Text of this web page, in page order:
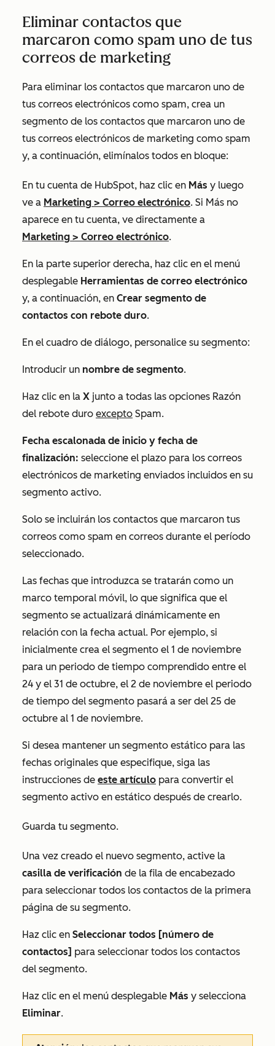
Eliminar contactos que
marcaron como spam uno de tus
correos de marketing
Para eliminar los contactos que marcaron uno de
tus correos electrónicos como spam, crea un
segmento de los contactos que marcaron uno de
tus correos electrónicos de marketing como spam
y, a continuación, elimínalos todos en bloque:
En tu cuenta de HubSpot, haz clic en Más y luego
ve a Marketing > Correo electrónico. Si Más no
aparece en tu cuenta, ve directamente a
Marketing > Correo electrónico.
En la parte superior derecha, haz clic en el menú
desplegable Herramientas de correo electrónico
y, a continuación, en Crear segmento de
contactos con rebote duro.
En el cuadro de diálogo, personalice su segmento:
Introducir un nombre de segmento.
Haz clic en la X junto a todas las opciones Razón
del rebote duro excepto Spam.
Fecha escalonada de inicio y fecha de
finalización: seleccione el plazo para los correos
electrónicos de marketing enviados incluidos en su
segmento activo.
Solo se incluirán los contactos que marcaron tus
correos como spam en correos durante el período
seleccionado.
Las fechas que introduzca se tratarán como un
marco temporal móvil, lo que significa que el
segmento se actualizará dinámicamente en
relación con la fecha actual. Por ejemplo, si
inicialmente crea el segmento el 1 de noviembre
para un periodo de tiempo comprendido entre el
24 y el 31 de octubre, el 2 de noviembre el periodo
de tiempo del segmento pasará a ser del 25 de
octubre al 1 de noviembre.
Si desea mantener un segmento estático para las
fechas originales que especifique, siga las
instrucciones de este artículo para convertir el
segmento activo en estático después de crearlo.
Guarda tu segmento.
Una vez creado el nuevo segmento, active la
casilla de verificación de la fila de encabezado
para seleccionar todos los contactos de la primera
página de su segmento.
Haz clic en Seleccionar todos [número de
contactos] para seleccionar todos los contactos
del segmento.
Haz clic en el menú desplegable Más y selecciona
Eliminar.